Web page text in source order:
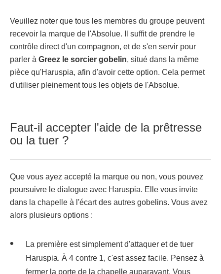
Veuillez noter que tous les membres du groupe peuvent
recevoir la marque de l'Absolue. Il suffit de prendre le
contrôle direct d'un compagnon, et de s'en servir pour
parler à Greez le sorcier gobelin, situé dans la même
pièce qu'Haruspia, afin d'avoir cette option. Cela permet
d'utiliser pleinement tous les objets de l'Absolue.
Faut-il accepter l'aide de la prêtresse
ou la tuer ?
Que vous ayez accepté la marque ou non, vous pouvez
poursuivre le dialogue avec Haruspia. Elle vous invite
dans la chapelle à l'écart des autres gobelins. Vous avez
alors plusieurs options :
La première est simplement d'attaquer et de tuer
Haruspia. À 4 contre 1, c'est assez facile. Pensez à
fermer la porte de la chapelle auparavant. Vous